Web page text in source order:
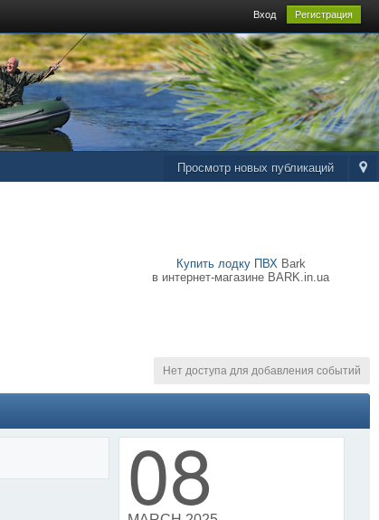
Вход Регистрация
Просмотр новых публикаций
Купить лодку ПВХBark
в интернет-магазине BARK.in.ua
Нет доступа для добавления событий
08